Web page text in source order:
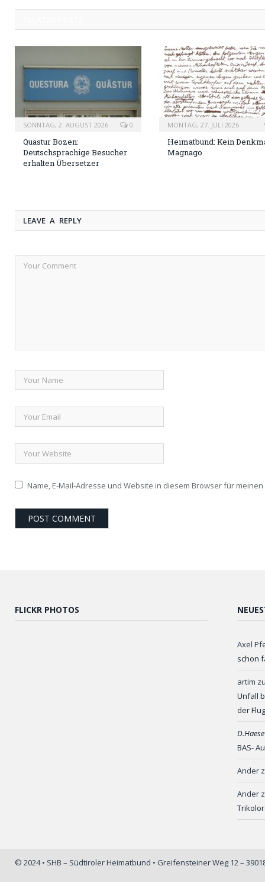
SONNTAG, 2. AUGUST 2026 0
Quästur Bozen:
Deutschsprachige Besucher
erhalten Übersetzer
MONTAG, 27. JULI 2026
Heimatbund: Kein
Magnago
LEAVE A REPLY
Name, E-Mail-Adresse und Website in diesem Browser für
FLICKR PHOTOS
Axel
schon
artim
Unfall
der
BAS-
Ander
Ander
© 2024 • SHB – Südtiroler Heimatbund • Greifensteiner Weg 12 –